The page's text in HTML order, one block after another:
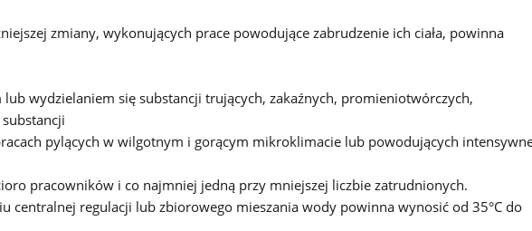
zmiany, wykonujących prace powodujące zabrudzenie ich ciała, powinna
lub wydzielaniem się substancji trujących, zakaźnych, promieniotwórczych,
pylących w wilgotnym i gorącym mikroklimacie lub powodujących
pracowników i co najmniej jedną przy mniejszej liczbie zatrudnionych.
centralnej regulacji lub zbiorowego mieszania wody powinna wynosić od 35°C do